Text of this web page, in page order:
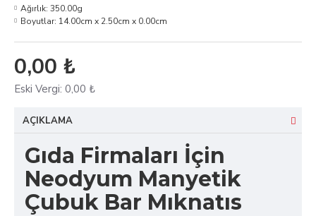
0,00 ₺
Eski Vergi: 0,00 ₺
Ağırlık: 350.00g
Boyutlar: 14.00cm x 2.50cm x 0.00cm
AÇIKLAMA
Gıda Firmaları İçin
Neodyum Manyetik
Çubuk Bar Mıknatıs